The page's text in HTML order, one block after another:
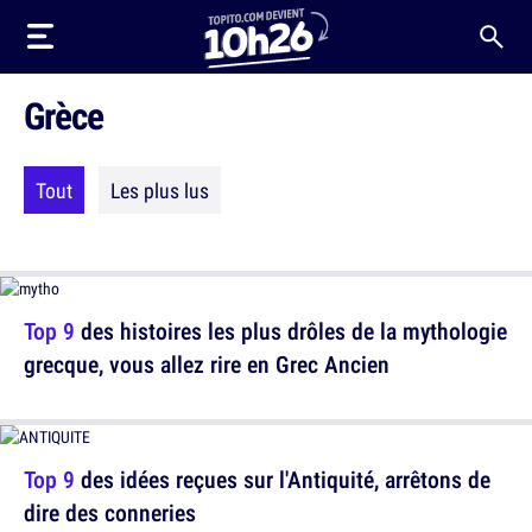
Grèce
Tout Les plus lus
Top 9 des histoires les plus drôles de la mythologie
grecque, vous allez rire en Grec Ancien
Top 9 des idées reçues sur l'Antiquité, arrêtons de
dire des conneries